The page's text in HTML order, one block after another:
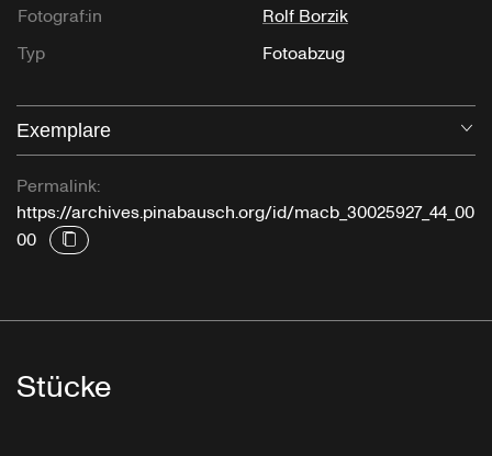
Fotograf:in
Rolf Borzik
Typ
Fotoabzug
Exemplare
Permalink:
https://archives.pinabausch.org/id/macb_30025927_44_00
00
Stücke